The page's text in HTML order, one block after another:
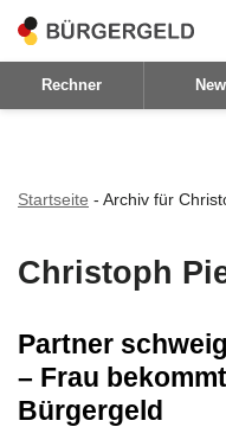
Zum
Inhalt
Rechner
Startseite - Archiv für
Christoph
Partner
– Frau
Bürgergeld